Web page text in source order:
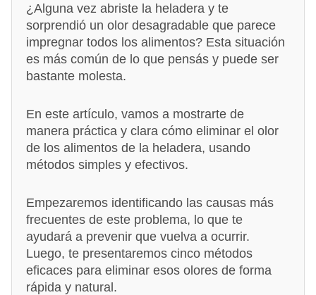
¿Alguna vez abriste la heladera y te
sorprendió un olor desagradable que parece
impregnar todos los alimentos? Esta situación
es más común de lo que pensás y puede ser
bastante molesta.
En este artículo, vamos a mostrarte de
manera práctica y clara cómo eliminar el olor
de los alimentos de la heladera, usando
métodos simples y efectivos.
Empezaremos identificando las causas más
frecuentes de este problema, lo que te
ayudará a prevenir que vuelva a ocurrir.
Luego, te presentaremos cinco métodos
eficaces para eliminar esos olores de forma
rápida y natural.